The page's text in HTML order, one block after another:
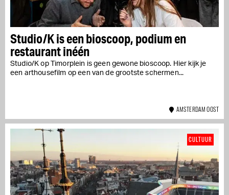
Studio/K is een bioscoop, podium en
restaurant inéén
Studio/K op Timorplein is geen gewone bioscoop. Hier kijk je
een arthousefilm op een van de grootste schermen...
AMSTERDAM OOST
CULTUUR